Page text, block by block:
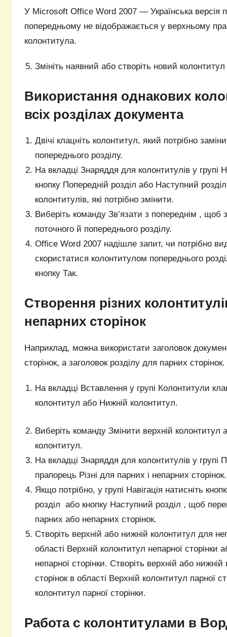
У Microsoft Office Word 2007 — Українська версія
попередньому не відображається у верхньому
колонтитула.
Змініть наявний або створіть новий
Використання однакових
всіх розділах документа
Двічі клацніть колонтитул, який потрібно
попереднього розділу.
На вкладці Знаряддя для колонтитулів у групі
кнопку Попередній розділ або Наступний
колонтитулів, які потрібно змінити.
Виберіть команду Зв’язати з попереднім , щоб
поточного й попереднього розділу.
Office Word 2007 надішле запит, чи потрібно
скористатися колонтитулом попереднього
кнопку Так.
Створення різних
непарних сторінок
Наприклад, можна використати заголовок
сторінок, а заголовок розділу для парних сторінок.
На вкладці Вставлення у групі Колонтитули
колонтитул або Нижній колонтитул.
Виберіть команду Змінити верхній колонтитул
колонтитул.
На вкладці Знаряддя для колонтитулів у групі
прапорець Різні для парних і непарних сторінок.
Якщо потрібно, у групі Навігація натисніть
розділ або кнопку Наступний розділ , щоб
парних або непарних сторінок.
Створіть верхній або нижній колонтитул для
області Верхній колонтитул непарної сторінки
непарної сторінки. Створіть верхній або
сторінок в області Верхній колонтитул парної
колонтитул парної сторінки.
Работа с колонтитулами в